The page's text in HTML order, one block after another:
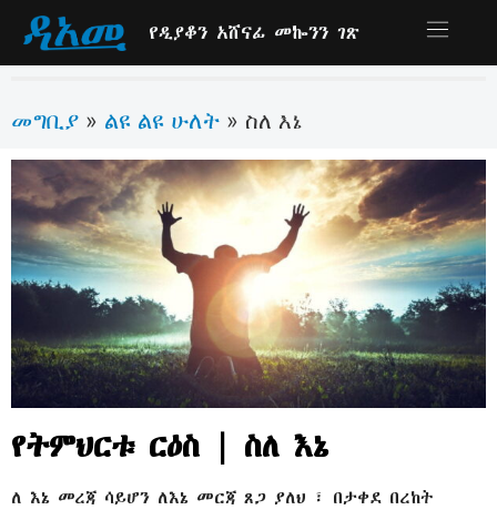
የዲያቆን አሸናፊ መኰንን ገጽ
መግቢያ » ልዩ ልዩ ሁለት » ስለ እኔ
የትምህርቱ ርዕስ | ስለ እኔ
ለ እኔ መረጃ ሳይሆን ለእኔ መርጃ ጸጋ ያለህ ፣ በታቀደ በረከት